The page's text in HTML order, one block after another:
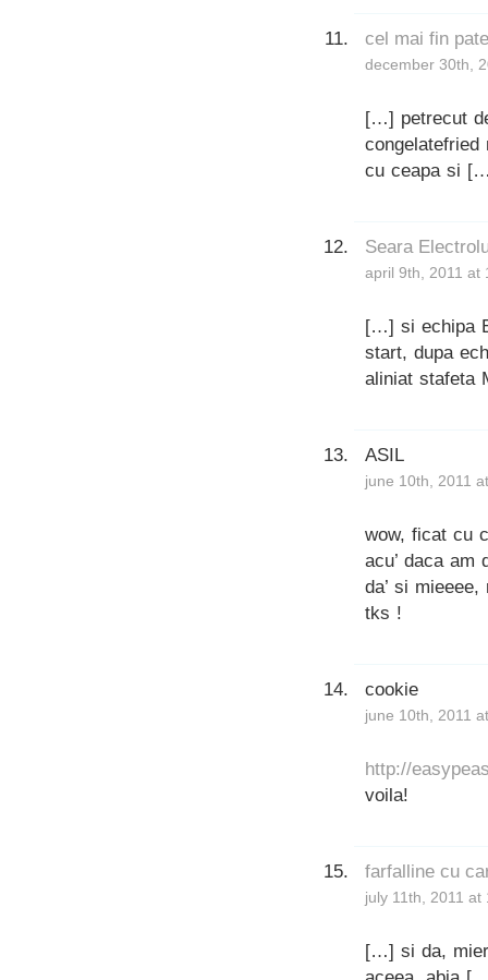
cel mai fin
december 30th,
[…] petrecut
cu ceapa si
Seara
april 9th, 2011 at
[…] si echipa
start, dupa
aliniat stafeta
ASIL
june 10th, 2011
wow, ficat cu
acu’ daca
da’ si
tks !
cookie
june 10th, 2011
http://
voila!
farfalline cu
july 11th, 2011 at
[…] si da,